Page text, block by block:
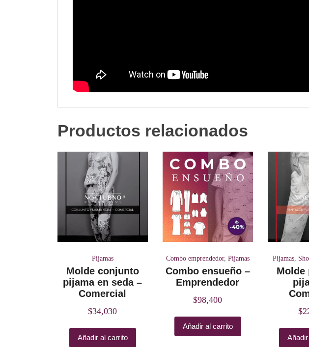
Productos relacionados
Pijamas
Molde conjunto
pijama en seda –
Comercial
$34,030
Añadir al carrito
Combo emprendedor, Pijamas
Combo ensueño –
Emprendedor
$98,400
Añadir al carrito
Pijamas
Molde
$